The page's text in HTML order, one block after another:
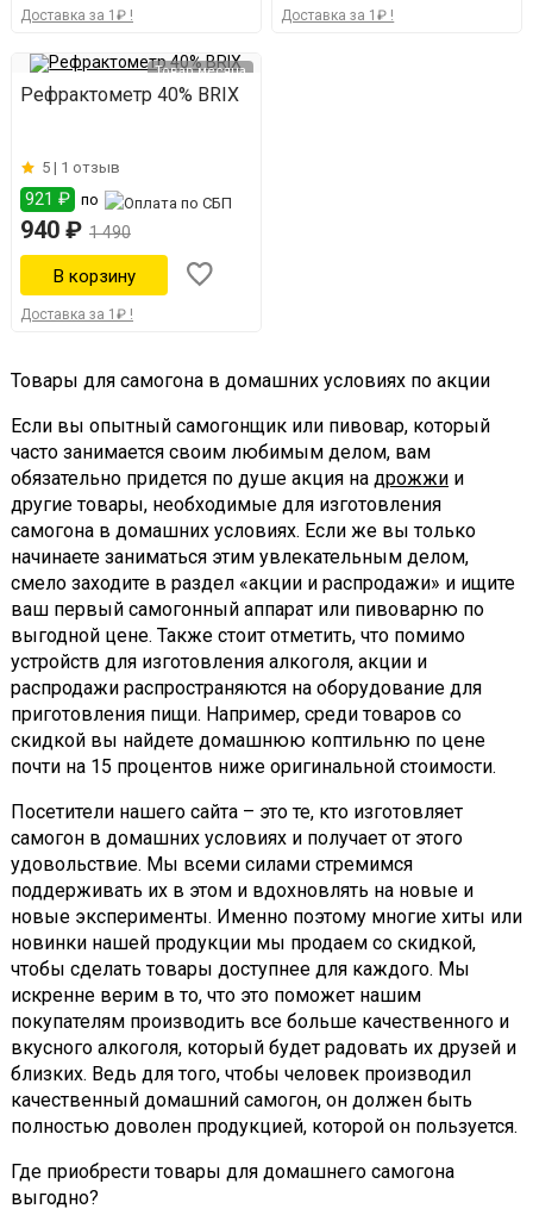
Доставка за 1₽ ! Доставка за 1₽ !
Товар месяца
Рефрактометр 40% BRIX
5 | 1 отзыв
921 ₽ по
940 ₽ 1 490
Доставка за 1₽ !
Товары для самогона в домашних условиях по акции
Если вы опытный самогонщик или пивовар, который
часто занимается своим любимым делом, вам
обязательно придется по душе акция на дрожжи и
другие товары, необходимые для изготовления
самогона в домашних условиях. Если же вы только
начинаете заниматься этим увлекательным делом,
смело заходите в раздел «акции и распродажи» и ищите
ваш первый самогонный аппарат или пивоварню по
выгодной цене. Также стоит отметить, что помимо
устройств для изготовления алкоголя, акции и
распродажи распространяются на оборудование для
приготовления пищи. Например, среди товаров со
скидкой вы найдете домашнюю коптильню по цене
почти на 15 процентов ниже оригинальной стоимости.
Посетители нашего сайта – это те, кто изготовляет
самогон в домашних условиях и получает от этого
удовольствие. Мы всеми силами стремимся
поддерживать их в этом и вдохновлять на новые и
новые эксперименты. Именно поэтому многие хиты или
новинки нашей продукции мы продаем со скидкой,
чтобы сделать товары доступнее для каждого. Мы
искренне верим в то, что это поможет нашим
покупателям производить все больше качественного и
вкусного алкоголя, который будет радовать их друзей и
близких. Ведь для того, чтобы человек производил
качественный домашний самогон, он должен быть
полностью доволен продукцией, которой он пользуется.
Где приобрести товары для домашнего самогона
выгодно?